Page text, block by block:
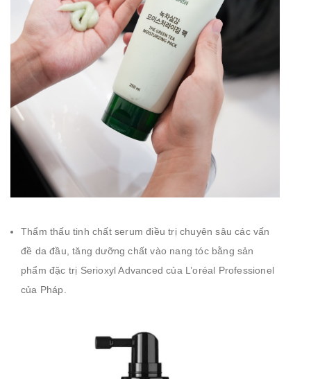
Thẩm thấu tinh chất serum điều trị chuyên sâu các vấn
đề da đầu, tăng dưỡng chất vào nang tóc bằng sản
phẩm đặc trị Serioxyl Advanced của L’oréal Professionel
của Pháp.